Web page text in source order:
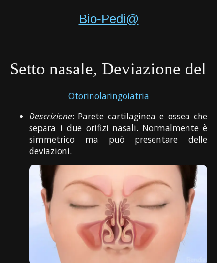
Bio-Pedi@
Setto nasale, Deviazione del
Otorinolaringoiatria
Descrizione: Parete cartilaginea e ossea che
separa i due orifizi nasali. Normalmente è
simmetrico ma può presentare delle
deviazioni.